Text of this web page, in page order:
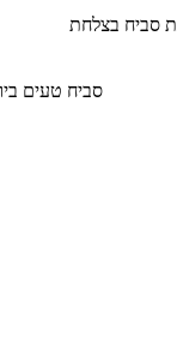
סביח בצלחת
סביח טעים ביותר